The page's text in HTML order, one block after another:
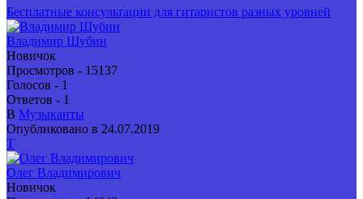
Бесплатные консультации для гитаристов разных уровней
Владимир Шубин
Новичок
Просмотров - 15137
Голосов - 1
Ответов - 1
В Музыканты
Опубликовано в 24.07.2019
Т
Олег Владимирович
Новичок